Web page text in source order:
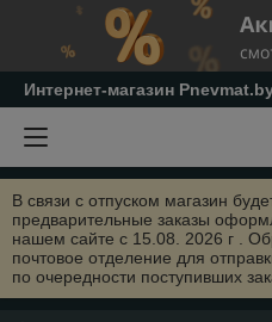
Интернет-магазин
В связи с отпуском магазин
предварительные заказы
нашем сайте с 15.08. 2026 г .
почтовое отделение для
по очередности поступивших